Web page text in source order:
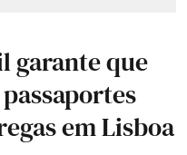
garante que
em Lisboa